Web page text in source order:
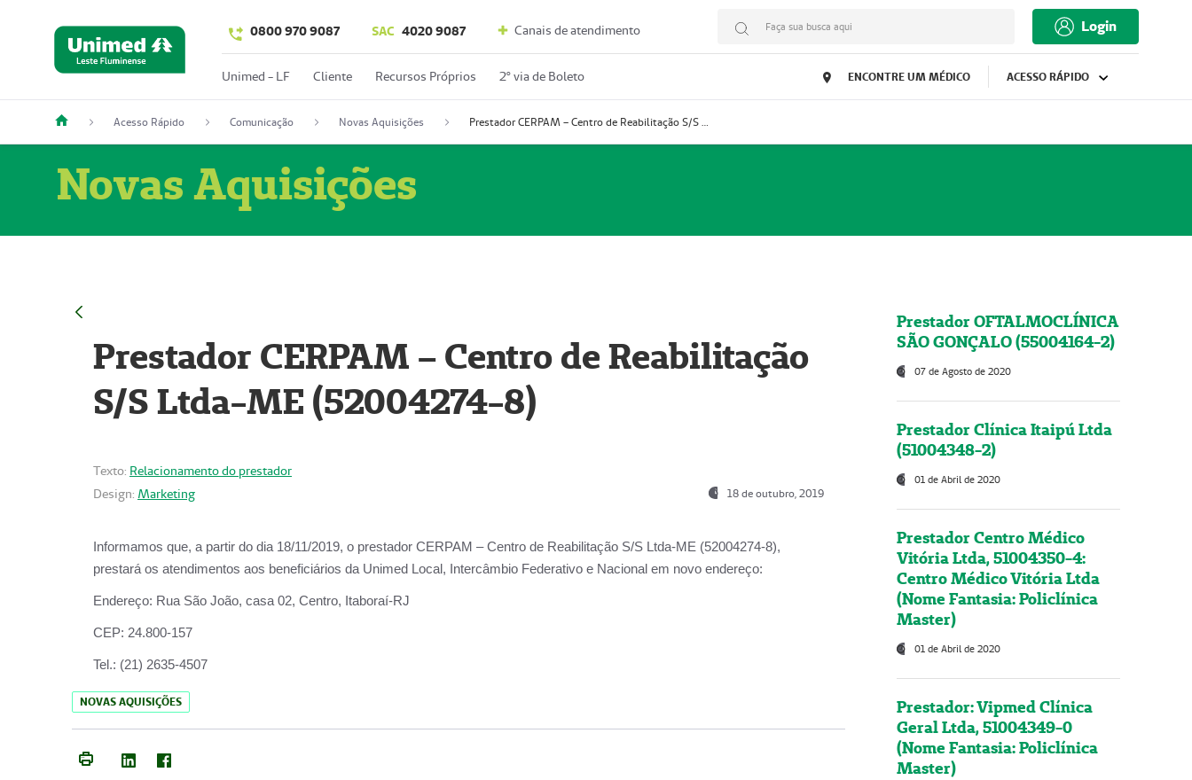
0800 970 9087 SAC 4020 9087 Canais de atendimento Faça sua busca aqui Login
Unimed - LF Cliente Recursos Próprios 2º via de Boleto ENCONTRE UM MÉDICO ACESSO RÁPIDO
Acesso Rápido Comunicação Novas Aquisições Prestador CERPAM – Centro de Reabilitação S/S Ltda-ME (52004274-8)
Novas Aquisições
Prestador CERPAM – Centro de Reabilitação
S/S Ltda-ME (52004274-8)
Texto: Relacionamento do prestador
Design: Marketing 18 de outubro, 2019
Informamos que, a partir do dia 18/11/2019, o prestador CERPAM – Centro de Reabilitação S/S Ltda-ME (52004274-8),
prestará os atendimentos aos beneficiários da Unimed Local, Intercâmbio Federativo e Nacional em novo endereço:
Endereço: Rua São João, casa 02, Centro, Itaboraí-RJ
CEP: 24.800-157
Tel.: (21) 2635-4507
NOVAS AQUISIÇÕES
Prestador OFTALMOCLÍNICA
SÃO GONÇALO (55004164-2)
07 de Agosto de 2020
Prestador Clínica Itaipú Ltda
(51004348-2)
01 de Abril de 2020
Prestador Centro Médico
Vitória Ltda, 51004350-4:
Centro Médico Vitória Ltda
(Nome Fantasia: Policlínica
Master)
01 de Abril de 2020
Prestador: Vipmed Clínica
Geral Ltda, 51004349-0
(Nome Fantasia: Policlínica
Master)